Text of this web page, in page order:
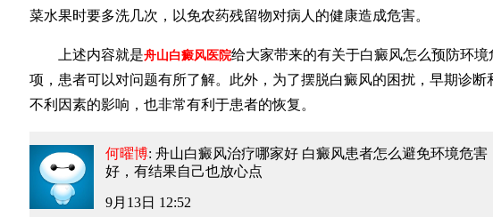
菜水果时要多洗几次，以免农药残留物对病人的健康造成危害。
上述内容就是舟山白癜风医院给大家带来的有关于白癜风怎么预防环
项，患者可以对问题有所了解。此外，为了摆脱白癜风的困扰，早期诊
不利因素的影响，也非常有利于患者的恢复。
何曜博: 舟山白癜风治疗哪家好 白癜风患者怎么避免环境危害
好，有结果自己也放心点
9月13日 12:52